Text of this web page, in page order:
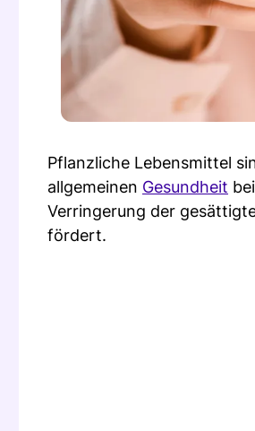
Pflanzliche Lebensmittel
allgemeinen Gesundheit
Verringerung der
fördert.